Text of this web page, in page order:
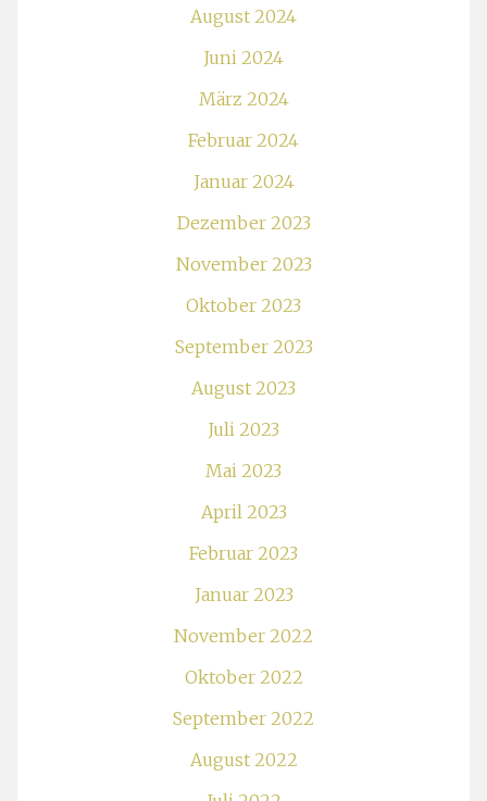
August 2024
Juni 2024
März 2024
Februar 2024
Januar 2024
Dezember 2023
November 2023
Oktober 2023
September 2023
August 2023
Juli 2023
Mai 2023
April 2023
Februar 2023
Januar 2023
November 2022
Oktober 2022
September 2022
August 2022